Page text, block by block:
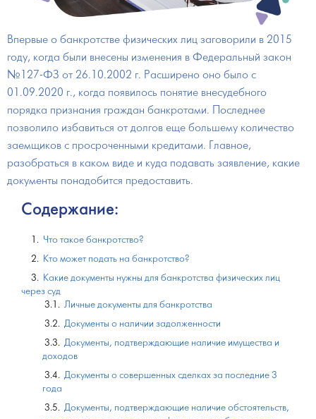
Впервые о банкротстве физических лиц заговорили в 2015
году, когда были внесены изменения в Федеральный закон
№127-ФЗ от 26.10.2002 г. Расширено оно было с
01.09.2020 г., когда появилось понятие внесудебного
порядка признания граждан банкротами. Последнее
позволило избавиться от долгов еще большему количество
заемщиков с просроченными кредитами. Главное,
разобраться в каком виде и куда подавать заявление, какие
документы понадобится предоставить.
Содержание:
Что такое банкротство?
Кто может подать на банкротство?
Какие документы нужны для банкротства физических лиц
через суд
Личные документы для банкротства
Документы о наличии задолженности
Документы, подтверждающие наличие имущества и
доходов
Документы о совершенных сделках за последние 3
года
Документы, подтверждающие наличие обстоятельств,